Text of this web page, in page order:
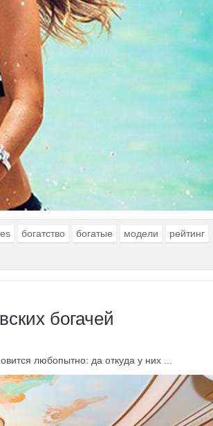
богатство богатые модели
рейтинг
богачей
любопытно: да откуда у них ...